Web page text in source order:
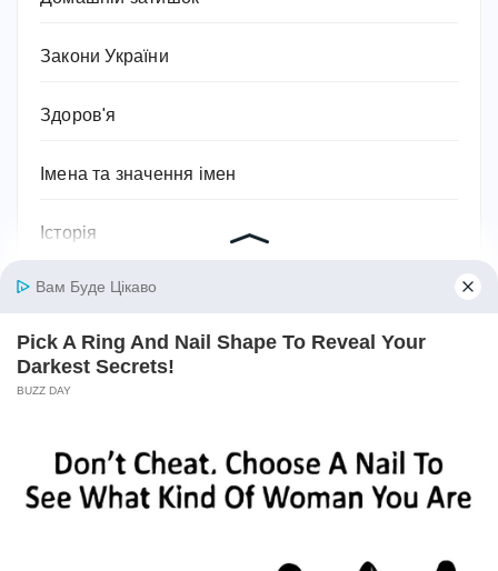
Закони України
Здоров'я
Імена та значення імен
Історія
Їжа та кулінарія
Квіти
Краса